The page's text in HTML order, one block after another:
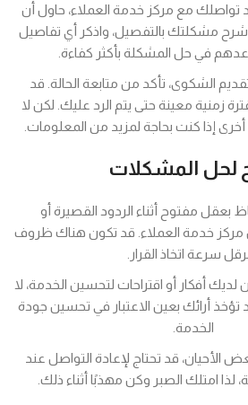
تواصلك مع مركز خدمة العملاء، حاول أن
مشكلتك بالتفصيل، واذكر أي تفاصيل
في حل المشكلة بأكثر كفاءة.
الشكوى، تأكد من متابعة الحالة. قد
زمنية معينة حتى يتم الرد عليك. لكن لا
أخرى إذا كنت بحاجة لمزيد من المعلومات.
لحل المشكلات
بعقل مفتوح أثناء الردود القصيرة أو
مركز خدمة العملاء. قد تكون هناك ظروف
سرعة اتخاذ القرار.
لديك أفكار أو اقتراحات لتحسين الخدمة، لا
تؤخذ أرائك بعين الاعتبار في تحسين جودة
الخدمة.
الأحيان، قد تحتاج لإعادة التواصل عند
لذا امتلك الصبر وكن مهذبًا أثناء ذلك.